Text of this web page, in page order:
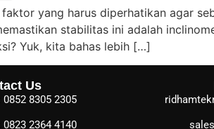
yang harus diperhatikan agar
stabilitas ini adalah
Yuk, kita bahas lebih […]
Us
8305 2305
2364 4140